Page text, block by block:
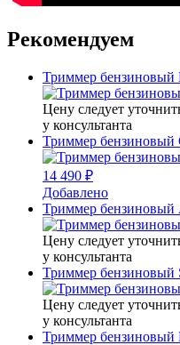
Рекомендуем
Триммер бензиновый
Цену следует
у консультанта
Триммер бензиновый
14 490 ₽
Добавлено
Триммер бензиновый
Цену следует
у консультанта
Триммер бензиновый
Цену следует
у консультанта
Триммер бензиновый